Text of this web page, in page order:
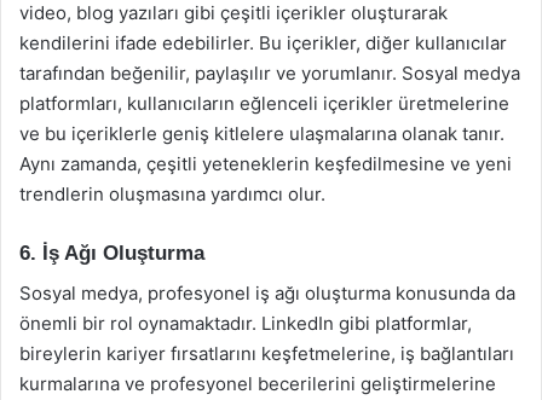
video, blog yazıları gibi çeşitli içerikler oluşturarak
kendilerini ifade edebilirler. Bu içerikler, diğer kullanıcılar
tarafından beğenilir, paylaşılır ve yorumlanır. Sosyal medya
platformları, kullanıcıların eğlenceli içerikler üretmelerine
ve bu içeriklerle geniş kitlelere ulaşmalarına olanak tanır.
Aynı zamanda, çeşitli yeteneklerin keşfedilmesine ve yeni
trendlerin oluşmasına yardımcı olur.
6. İş Ağı Oluşturma
Sosyal medya, profesyonel iş ağı oluşturma konusunda da
önemli bir rol oynamaktadır. LinkedIn gibi platformlar,
bireylerin kariyer fırsatlarını keşfetmelerine, iş bağlantıları
kurmalarına ve profesyonel becerilerini geliştirmelerine